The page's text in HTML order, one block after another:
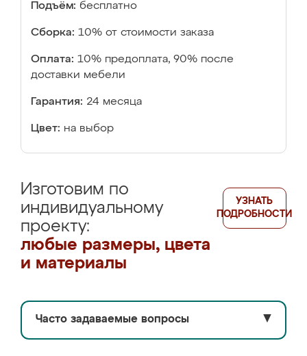
Подъём: бесплатно
Сборка: 10% от стоимости заказа
Оплата: 10% предоплата, 90% после
доставки мебели
Гарантия: 24 месяца
Цвет: на выбор
Изготовим по
индивидуальному
проекту:
любые размеры, цвета
и материалы
УЗНАТЬ
ПОДРОБНОСТИ
Часто задаваемые вопросы ▼